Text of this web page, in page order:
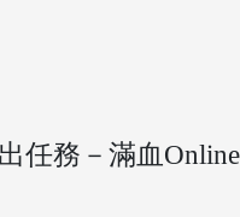
任務－滿血Online